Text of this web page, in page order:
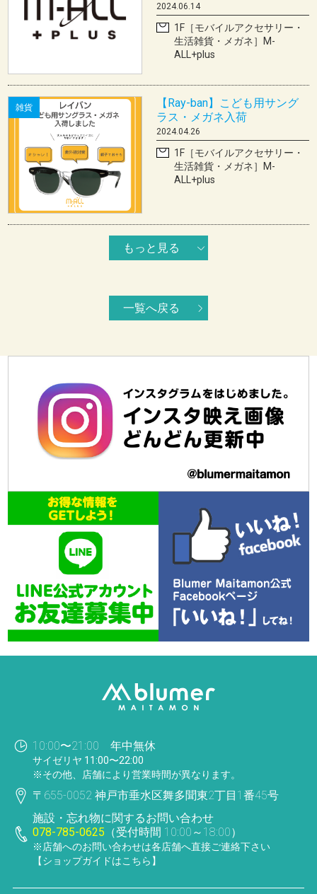
2024.06.14
1F［モバイルアクセサリー・
生活雑貨・メガネ］M-
ALL+plus
雑貨
【Ray-ban】こども用サング
ラス・メガネ入荷
2024.04.26
1F［モバイルアクセサリー・
生活雑貨・メガネ］M-
ALL+plus
もっと見る
一覧へ戻る
10:00〜21:00 年中無休
サイゼリヤ 11:00〜22:00
※その他、店舗により営業時間が異なります。
〒655-0052 神戸市垂水区舞多聞東2丁目1番45号
施設・忘れ物に関するお問い合わせ
078-785-0625 （受付時間 10:00～18:00）
※店舗へのお問い合わせは各店舗へ直接ご連絡下さい
【ショップガイドはこちら】